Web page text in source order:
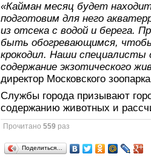
«Кайман месяц будет
подготовим для него
из отсека с водой и берега.
быть обогревающимся,
крокодил. Наши специалисты
содержание экзотического
директор Московского
Службы города призывают
содержанию животных и
Прочитано559 раз
Поделиться…